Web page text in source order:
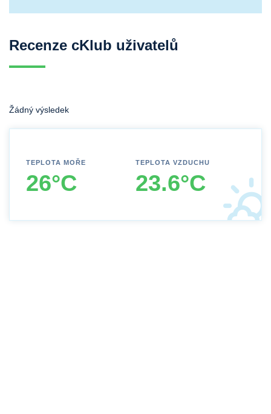
Recenze cKlub uživatelů
Žádný výsledek
TEPLOTA MOŘE
26°C
TEPLOTA VZDUCHU
23.6°C